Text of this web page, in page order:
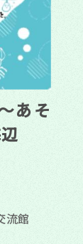
あそ
流館